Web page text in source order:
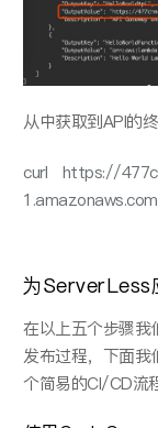
从中获取到API的
curl https://477
1.amazonaws.com
为ServerLess
在以上五个步骤我
发布过程，下⾯我
个简易的CI/CD流